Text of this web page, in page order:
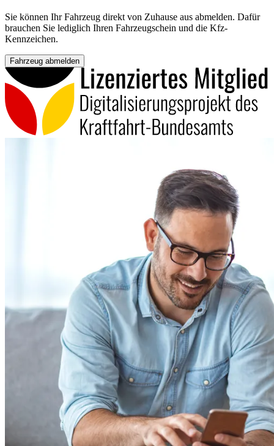
Sie können Ihr Fahrzeug direkt von Zuhause aus abmelden. Dafür
brauchen Sie lediglich Ihren Fahrzeugschein und die Kfz-
Kennzeichen.
Fahrzeug abmelden